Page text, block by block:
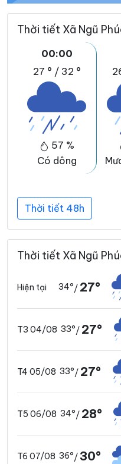
Thời tiết Xã Ngũ
00:00
27 ° / 32 °
57 %
Có dông
Thời tiết 48h
Thời tiết Xã Ngũ
Hiện tại 34°/ 27°
T3 04/08 33°/ 27°
T4 05/08 33°/ 27°
T5 06/08 34°/ 28°
T6 07/08 36°/30°